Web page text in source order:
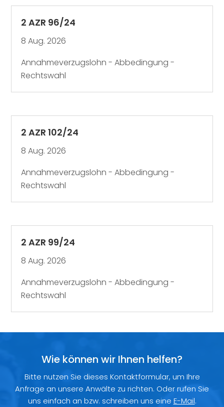
2 AZR 96/24
8 Aug. 2026
Annahmeverzugslohn - Abbedingung -
Rechtswahl
2 AZR 102/24
8 Aug. 2026
Annahmeverzugslohn - Abbedingung -
Rechtswahl
2 AZR 99/24
8 Aug. 2026
Annahmeverzugslohn - Abbedingung -
Rechtswahl
Wie können wir Ihnen helfen?
Bitte nutzen Sie dieses Kontaktformular, um Ihre
Anfrage an unsere Anwälte zu richten. Oder rufen Sie
uns einfach an bzw. schreiben uns eine E-Mail.